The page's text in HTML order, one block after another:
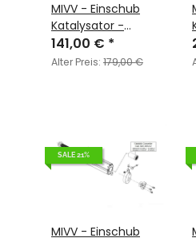
MIVV - Einschub
Katalysator -
ACC.033.A1
141,00 € *
Alter Preis: 179,00 €
SALE 21%
MIVV - Einschub